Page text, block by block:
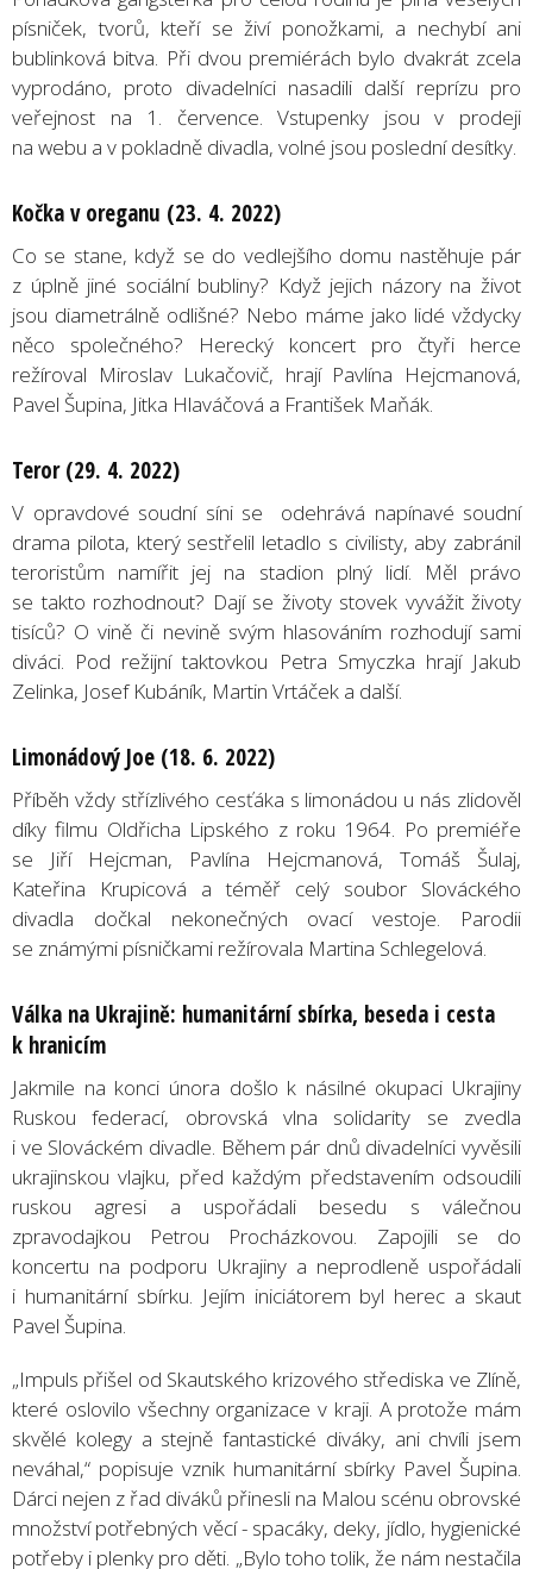
písniček, tvorů, kteří se živí ponožkami, a nechybí ani
bublinková bitva. Při dvou premiérách bylo dvakrát zcela
vyprodáno, proto divadelníci nasadili další reprízu pro
veřejnost na 1. července. Vstupenky jsou v prodeji
na webu a v pokladně divadla, volné jsou poslední desítky.
Kočka v oreganu (23. 4. 2022)
Co se stane, když se do vedlejšího domu nastěhuje pár
z úplně jiné sociální bubliny? Když jejich názory na život
jsou diametrálně odlišné? Nebo máme jako lidé vždycky
něco společného? Herecký koncert pro čtyři herce
režíroval Miroslav Lukačovič, hrají Pavlína Hejcmanová,
Pavel Šupina, Jitka Hlaváčová a František Maňák.
Teror (29. 4. 2022)
V opravdové soudní síni se odehrává napínavé soudní
drama pilota, který sestřelil letadlo s civilisty, aby zabránil
teroristům namířit jej na stadion plný lidí. Měl právo
se takto rozhodnout? Dají se životy stovek vyvážit životy
tisíců? O vině či nevině svým hlasováním rozhodují sami
diváci. Pod režijní taktovkou Petra Smyczka hrají Jakub
Zelinka, Josef Kubáník, Martin Vrtáček a další.
Limonádový Joe (18. 6. 2022)
Příběh vždy střízlivého cesťáka s limonádou u nás zlidověl
díky filmu Oldřicha Lipského z roku 1964. Po premiéře
se Jiří Hejcman, Pavlína Hejcmanová, Tomáš Šulaj,
Kateřina Krupicová a téměř celý soubor Slováckého
divadla dočkal nekonečných ovací vestoje. Parodii
se známými písničkami režírovala Martina Schlegelová.
Válka na Ukrajině: humanitární sbírka, beseda i cesta
k hranicím
Jakmile na konci února došlo k násilné okupaci Ukrajiny
Ruskou federací, obrovská vlna solidarity se zvedla
i ve Slováckém divadle. Během pár dnů divadelníci vyvěsili
ukrajinskou vlajku, před každým představením odsoudili
ruskou agresi a uspořádali besedu s válečnou
zpravodajkou Petrou Procházkovou. Zapojili se do
koncertu na podporu Ukrajiny a neprodleně uspořádali
i humanitární sbírku. Jejím iniciátorem byl herec a skaut
Pavel Šupina.
„Impuls přišel od Skautského krizového střediska ve Zlíně,
které oslovilo všechny organizace v kraji. A protože mám
skvělé kolegy a stejně fantastické diváky, ani chvíli jsem
neváhal,“ popisuje vznik humanitární sbírky Pavel Šupina.
Dárci nejen z řad diváků přinesli na Malou scénu obrovské
množství potřebných věcí - spacáky, deky, jídlo, hygienické
potřeby i plenky pro děti. „Bylo toho tolik, že nám nestačila